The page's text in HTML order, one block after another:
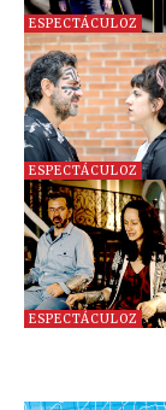
ESPECTÁCULOZ
ESPECTÁCULOZ
ESPECTÁCULOZ